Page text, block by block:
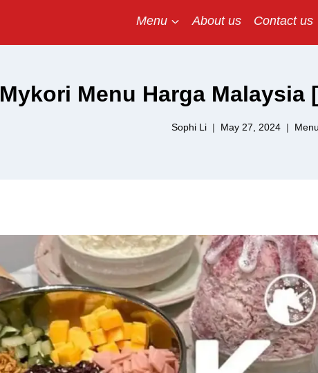
Menu About us Contact us
Mykori Menu Harga Malaysia
Sophi Li May 27, 2024 Menu